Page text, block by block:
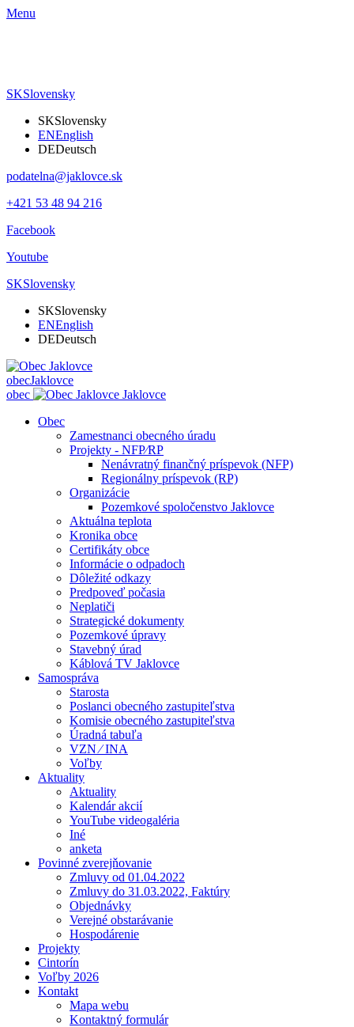
Menu
SKSlovensky
SKSlovensky
ENEnglish
DEDeutsch
podatelna@jaklovce.sk
+421 53 48 94 216
Facebook
Youtube
SKSlovensky
SKSlovensky
ENEnglish
DEDeutsch
obecJaklovce
obec
Jaklovce
Obec
Zamestnanci obecného úradu
Projekty - NFP⁄RP
Nenávratný finančný príspevok (NFP)
Regionálny príspevok (RP)
Organizácie
Pozemkové spoločenstvo Jaklovce
Aktuálna teplota
Kronika obce
Certifikáty obce
Informácie o odpadoch
Dôležité odkazy
Predpoveď počasia
Neplatiči
Strategické dokumenty
Pozemkové úpravy
Stavebný úrad
Káblová TV Jaklovce
Samospráva
Starosta
Poslanci obecného zastupiteľstva
Komisie obecného zastupiteľstva
Úradná tabuľa
VZN ⁄ INA
Voľby
Aktuality
Aktuality
Kalendár akcií
YouTube videogaléria
Iné
anketa
Povinné zverejňovanie
Zmluvy od 01.04.2022
Zmluvy do 31.03.2022, Faktúry
Objednávky
Verejné obstarávanie
Hospodárenie
Projekty
Cintorín
Voľby 2026
Kontakt
Mapa webu
Kontaktný formulár